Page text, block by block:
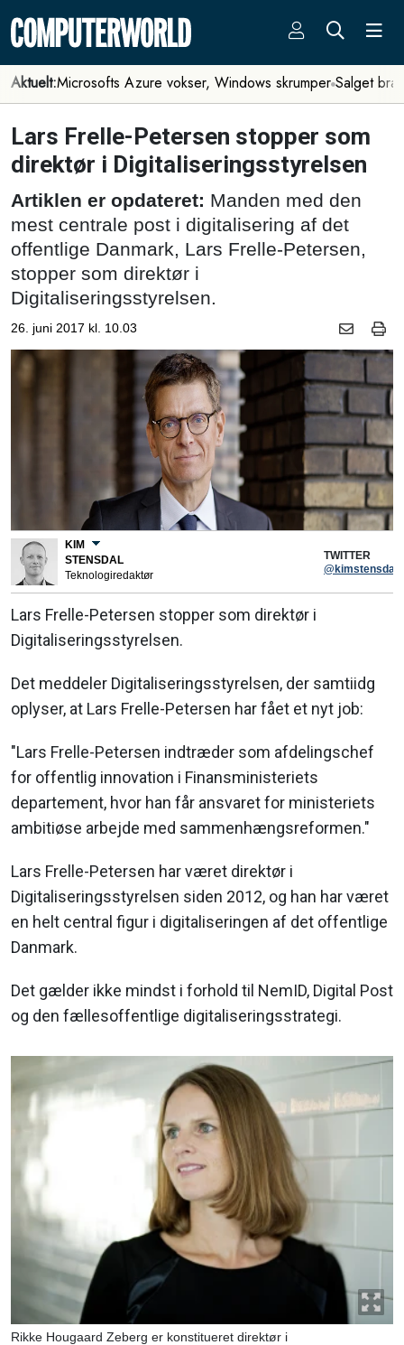
Aktuelt:Microsofts Azure vokser, Windows skrumper Salget
Lars Frelle-Petersen stopper som
direktør i Digitaliseringsstyrelsen
Artiklen er opdateret: Manden med den
mest centrale post i digitalisering af det
offentlige Danmark, Lars Frelle-Petersen,
stopper som direktør i
Digitaliseringsstyrelsen.
26. juni 2017 kl. 10.03
KIM
STENSDAL
Teknologiredaktør
TWITTER
@kimstensdal
Lars Frelle-Petersen stopper som direktør i
Digitaliseringsstyrelsen.
Det meddeler Digitaliseringsstyrelsen, der samtiidg
oplyser, at Lars Frelle-Petersen har fået et nyt job:
"Lars Frelle-Petersen indtræder som afdelingschef
for offentlig innovation i Finansministeriets
departement, hvor han får ansvaret for ministeriets
ambitiøse arbejde med sammenhængsreformen."
Lars Frelle-Petersen har været direktør i
Digitaliseringsstyrelsen siden 2012, og han har været
en helt central figur i digitaliseringen af det offentlige
Danmark.
Det gælder ikke mindst i forhold til NemID, Digital Post
og den fællesoffentlige digitaliseringsstrategi.
Rikke Hougaard Zeberg er konstitueret direktør i